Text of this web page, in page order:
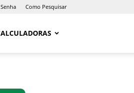
Como Pesquisar